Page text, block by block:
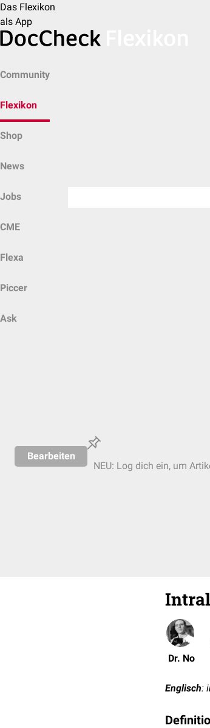
Das Flexikon
als App
Community
Flexikon
Shop
News
Jobs
CME
Flexa
Piccer
Ask
Bearbeiten
NEU: Log dich ein, um
Dr. No
Englisch: